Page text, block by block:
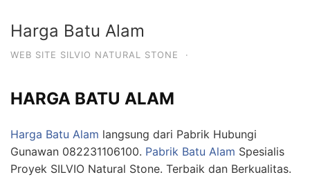
Harga Batu Alam
WEB SITE SILVIO NATURAL STONE ·
HARGA BATU ALAM
Harga Batu Alam langsung dari Pabrik Hubungi
Gunawan 082231106100. Pabrik Batu Alam Spesialis
Proyek SILVIO Natural Stone. Terbaik dan Berkualitas.